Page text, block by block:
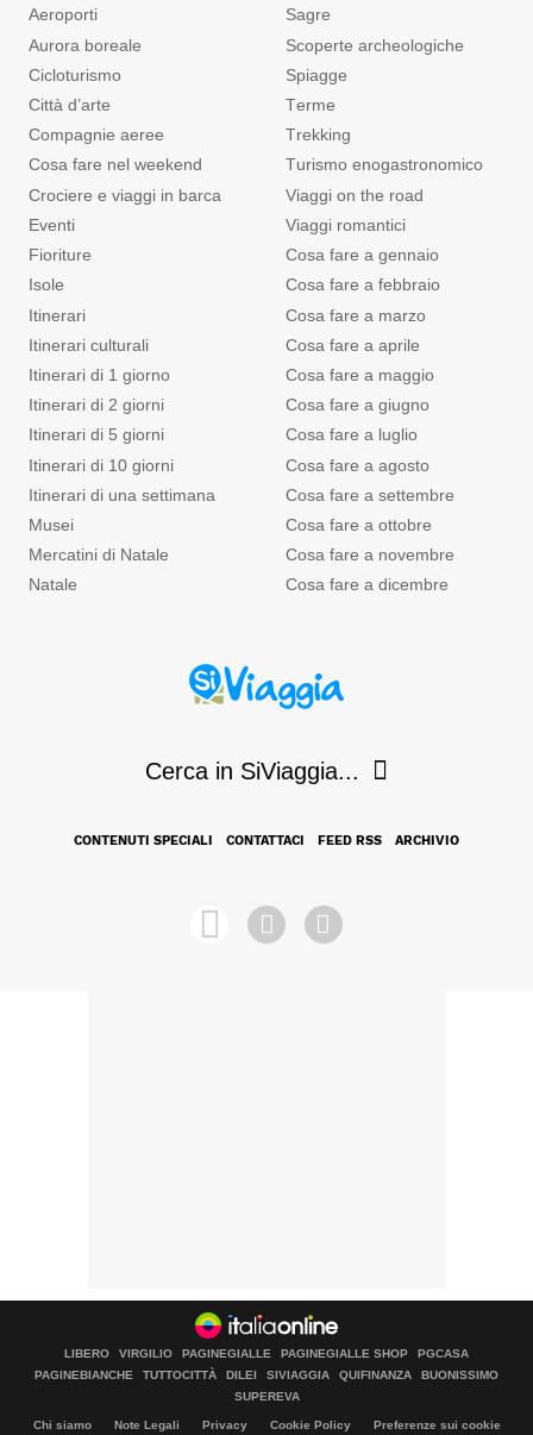
Aeroporti
Aurora boreale
Cicloturismo
Città d’arte
Compagnie aeree
Cosa fare nel weekend
Crociere e viaggi in barca
Eventi
Fioriture
Isole
Itinerari
Itinerari culturali
Itinerari di 1 giorno
Itinerari di 2 giorni
Itinerari di 5 giorni
Itinerari di 10 giorni
Itinerari di una settimana
Musei
Mercatini di Natale
Natale
Sagre
Scoperte archeologiche
Spiagge
Terme
Trekking
Turismo enogastronomico
Viaggi on the road
Viaggi romantici
Cosa fare a gennaio
Cosa fare a febbraio
Cosa fare a marzo
Cosa fare a aprile
Cosa fare a maggio
Cosa fare a giugno
Cosa fare a luglio
Cosa fare a agosto
Cosa fare a settembre
Cosa fare a ottobre
Cosa fare a novembre
Cosa fare a dicembre
Cerca in SiViaggia...
CONTENUTI SPECIALI CONTATTACI FEED RSS ARCHIVIO
LIBERO VIRGILIO PAGINEGIALLE PAGINEGIALLE SHOP
PGCASA
PAGINEBIANCHE
TUTTOCITTÀ DILEI SIVIAGGIA QUIFINANZA
BUONISSIMO
SUPEREVA
Chi siamo Note Legali Privacy Cookie Policy Preferenze sui cookie